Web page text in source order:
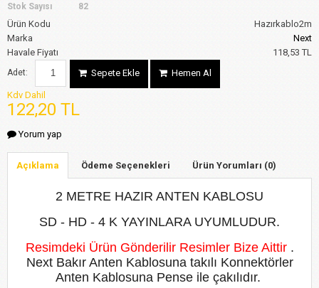
Stok Sayısı 82
Ürün Kodu
Hazırkablo2m
Marka
Next
Havale Fiyatı
118,53 TL
Adet: Sepete Ekle Hemen Al
Kdv Dahil
122,20 TL
Yorum yap
Açıklama Ödeme Seçenekleri Ürün Yorumları (0)
2 METRE HAZIR ANTEN KABLOSU
SD - HD - 4 K YAYINLARA UYUMLUDUR.
Resimdeki Ürün Gönderilir Resimler Bize Aittir .
Next Bakır Anten Kablosuna takılı Konnektörler
Anten Kablosuna Pense ile çakılıdır.